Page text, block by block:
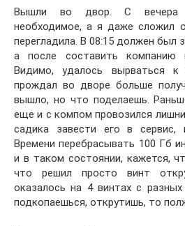
Вышли во двор. С вечера
необходимое, а я даже сложил
перегладила. В 08:15 должен был
а после составить компанию
Видимо, удалось вырваться
прождал во дворе больше
вышло, но что поделаешь.
еще и с компом провозился
садика завести его в сервис,
Времени перебрасывать 100 Гб
и в таком состоянии, кажется,
что решил просто винт
оказалось на 4 винтах с
подкопаешься, открутишь, то